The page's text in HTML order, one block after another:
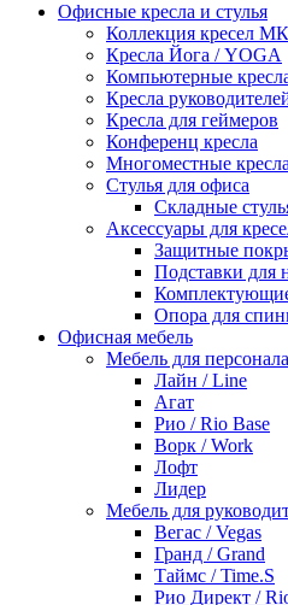
Офисные кресла и стулья
Коллекция кресел
Кресла Йога / YOGA
Компьютерные
Кресла
Кресла для геймеров
Конференц кресла
Многоместные кресла
Стулья для офиса
Складные
Аксессуары для
Защитные
Подставки для
Опора для
Офисная мебель
Мебель для персонала
Лайн / Line
Агат
Рио / Rio Base
Ворк / Work
Лофт
Лидер
Мебель для
Вегас / Vegas
Гранд / Grand
Таймс / Time.S
Рио Директ /